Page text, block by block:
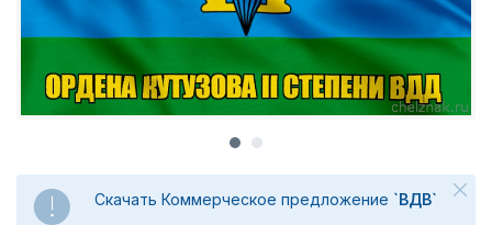
Скачать Коммерческое предложение `ВДВ`